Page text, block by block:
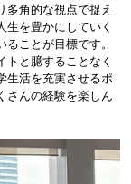
多角的な視点で捉え
生を豊かにしていく
ことが目標です。
トと臆することなく
生活を充実させるポ
さんの経験を楽しん